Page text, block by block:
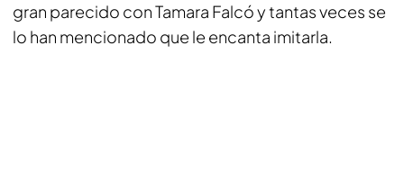
gran parecido con Tamara Falcó y tantas veces se
lo han mencionado que le encanta imitarla.